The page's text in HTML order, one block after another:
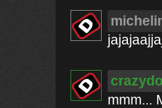
mmm...